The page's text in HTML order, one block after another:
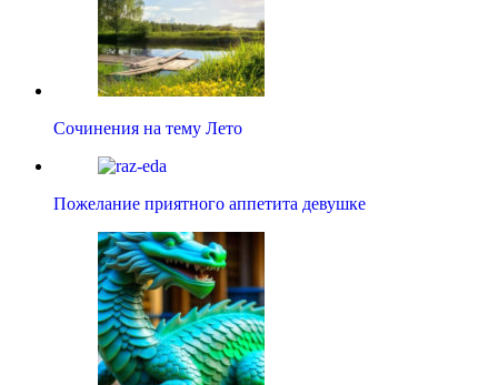
Сочинения на тему Лето
Пожелание приятного аппетита девушке